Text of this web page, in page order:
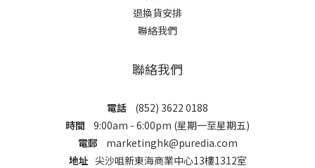
退換貨安排
聯絡我們
聯絡我們
電話
(852) 3622 0188
時間 9:00am - 6:00pm (星期一至星期五)
電郵
marketinghk@puredia.com
地址 尖沙咀新東海商業中心13樓1312室